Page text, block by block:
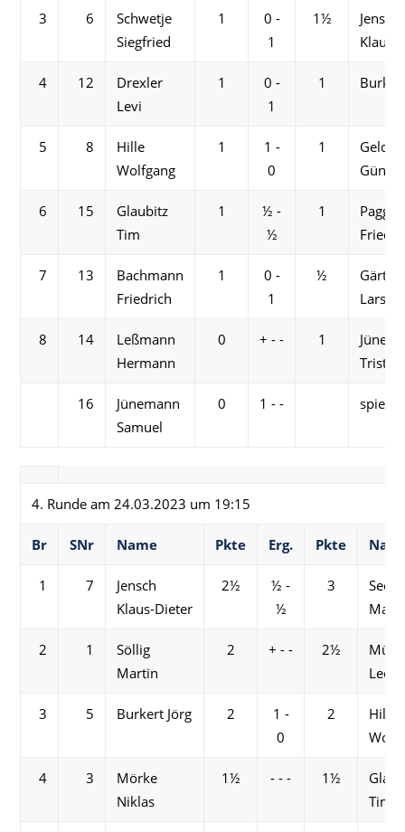
3 6
Schwetje
Siegfried
1
0 -
1
1½
Jensch
Klaus-
4 12
Drexler
Levi
1
0 -
1
1
5 8
Hille
Wolfgang
1
1 -
0
1
6 15
Glaubitz
Tim
1
½ -
½
1
7 13
Bachmann
Friedrich
1
0 -
1
½
Lars-
8 14
Leßmann
Hermann
0 + - - 1
Tristan
16
Jünemann
Samuel
0 1 - -
4. Runde am 24.03.2023 um 19:15
Br SNr Name Pkte Erg. Pkte
1 7
Jensch
Klaus-Dieter
2½
½ -
½
3
Seer
2 1
Söllig
Martin
2 + - - 2½
3 5 Burkert Jörg 2
1 -
0
2
Hille
4 3
Mörke
Niklas
1½ - - - 1½
Tim